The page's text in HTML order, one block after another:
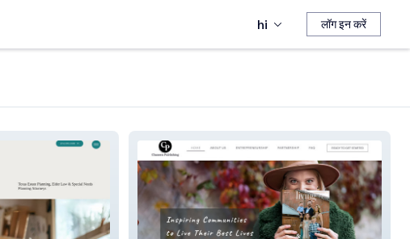
hi लॉग इन करें